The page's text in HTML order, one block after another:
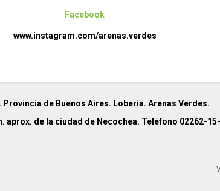
Facebook
www.instagram.com/arenas.verdes
Provincia de Buenos Aires. Lobería. Arenas Verdes.
aprox. de la ciudad de Necochea. Teléfono 02262-